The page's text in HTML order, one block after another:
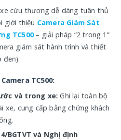
cứu thương dễ dàng tuân thủ
giới thiệu Camera Giám Sát
TC500– giải pháp “2 trong 1”
giám sát hành trình và thiết
đen).
TC500:
và trong xe: Ghi lại toàn bộ
xe, cung cấp bằng chứng khách
BGTVT và Nghị định